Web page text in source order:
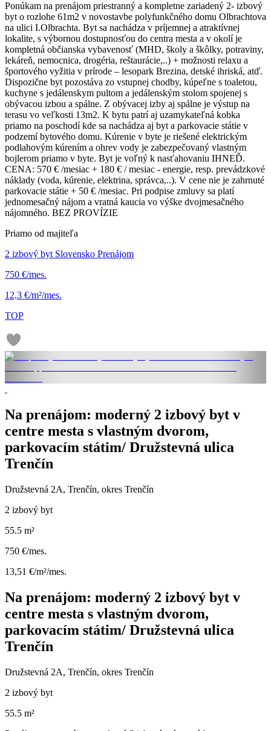
Ponúkam na prenájom priestranný a kompletne zariadený 2- izbový
byt o rozlohe 61m2 v novostavbe polyfunkčného domu Olbrachtova
na ulici I.Olbrachta. Byt sa nachádza v príjemnej a atraktívnej
lokalite, s výbornou dostupnosťou do centra mesta a v okolí je
kompletná občianska vybavenosť (MHD, školy a škôlky, potraviny,
lekáreň, nemocnica, drogéria, reštaurácie,..) + možnosti relaxu a
športového vyžitia v prírode – lesopark Brezina, detské ihriská, atď.
Dispozične byt pozostáva zo vstupnej chodby, kúpeľne s toaletou,
kuchyne s jedálenskym pultom a jedálenským stolom spojenej s
obývacou izbou a spálne. Z obývacej izby aj spálne je výstup na
terasu vo veľkosti 13m2. K bytu patrí aj uzamykateľná kobka
priamo na poschodí kde sa nachádza aj byt a parkovacie státie v
podzemí bytového domu. Kúrenie v byte je riešené elektrickým
podlahovým kúrením a ohrev vody je zabezpečovaný vlastným
bojlerom priamo v byte. Byt je voľný k nasťahovaniu IHNEĎ.
CENA: 570 € /mesiac + 180 € / mesiac - energie, resp. prevádzkové
náklady (voda, kúrenie, elektrina, správca,..). V cene nie je zahrnuté
parkovacie státie + 50 € /mesiac. Pri podpise zmluvy sa platí
jednomesačný nájom a vratná kaucia vo výške dvojmesačného
nájomného. BEZ PROVÍZIE
Priamo od majiteľa
2 izbový byt Slovensko Prenájom
750 €/mes.
12,3 €/m²/mes.
TOP
Na prenájom: moderný 2 izbový byt v
centre mesta s vlastným dvorom,
parkovacím státim/ Družstevná ulica
Trenčín
Družstevná 2A, Trenčín, okres Trenčín
2 izbový byt
55.5 m²
750 €/mes.
13,51 €/m²/mes.
Na prenájom: moderný 2 izbový byt v
centre mesta s vlastným dvorom,
parkovacím státim/ Družstevná ulica
Trenčín
Družstevná 2A, Trenčín, okres Trenčín
2 izbový byt
55.5 m²